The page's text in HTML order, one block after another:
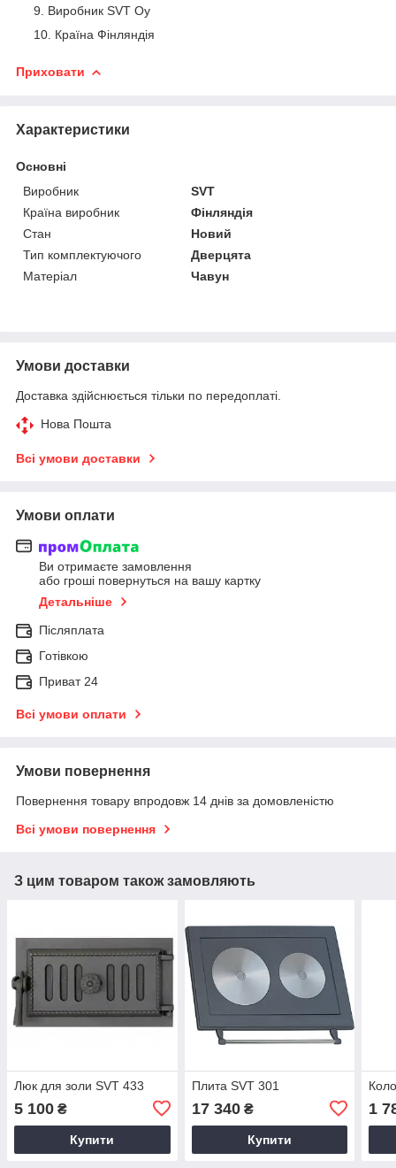
Виробник SVT Oy
Країна Фінляндія
Приховати
Характеристики
Основні
Виробник
SVT
Країна виробник
Фінляндія
Стан
Новий
Тип комплектуючого
Дверцята
Матеріал
Чавун
Умови доставки
Доставка здійснюється тільки по передоплаті.
Нова Пошта
Всі умови доставки
Умови оплати
Ви отримаєте замовлення
або гроші повернуться на вашу картку
Детальніше
Післяплата
Готівкою
Приват 24
Всі умови оплати
Умови повернення
Повернення товару впродовж 14 днів за домовленістю
Всі умови повернення
З цим товаром також замовляють
Люк для золи SVT 433
5 100 ₴
Купити
Плита SVT 301
17 340₴
Купити
1